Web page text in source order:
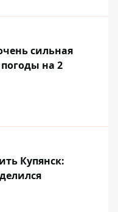
сильная
на 2
Купянск: